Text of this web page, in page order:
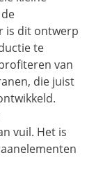
is dit ontwerp
te
van
die juist
vuil. Het is